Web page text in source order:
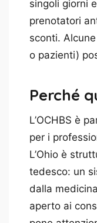
singoli giorni
prenotatori
sconti.
o pazienti)
Perché
L’OCHBS è
per i
L’Ohio è
tedesco: un
dalla
aperto ai